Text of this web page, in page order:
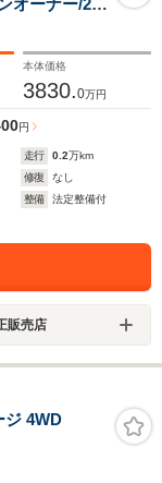
オーナー/23
リム/マイ
イ
ップホル
本体価格
3830.0万円
円
走行 0.2万km
修復
なし
整備
法定整備付
販売店
4WD